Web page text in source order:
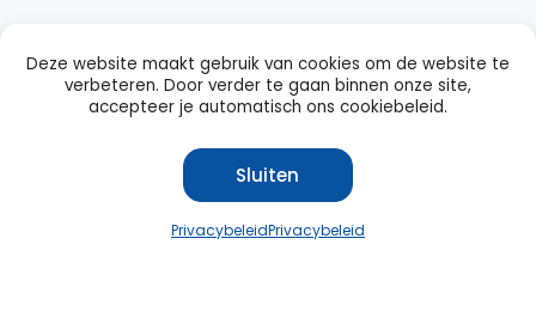
Deze website maakt gebruik van cookies om de website te
verbeteren. Door verder te gaan binnen onze site,
accepteer je automatisch ons cookiebeleid.
Sluiten
PrivacybeleidPrivacybeleid
goed met een4.4 van 5 op Trustpilot